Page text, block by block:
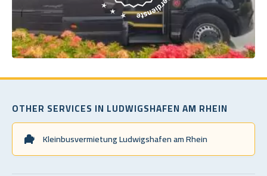
OTHER SERVICES IN LUDWIGSHAFEN AM RHEIN
Kleinbusvermietung Ludwigshafen am Rhein